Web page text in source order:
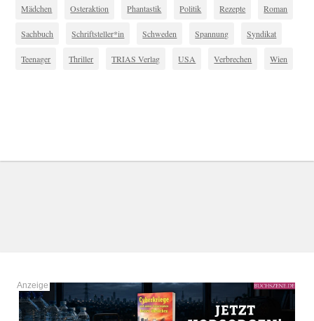
Mädchen Osteraktion Phantastik Politik Rezepte Roman
Sachbuch Schriftsteller*in Schweden Spannung Syndikat
Teenager Thriller TRIAS Verlag USA Verbrechen Wien